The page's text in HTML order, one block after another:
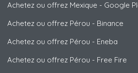
Achetez ou offrez Mexique - Google
Achetez ou offrez Pérou - Binance
Achetez ou offrez Pérou - Eneba
Achetez ou offrez Pérou - Free Fire